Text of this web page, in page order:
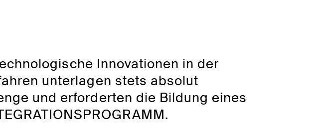
Innovationen in der
unterlagen stets absolut
und erforderten die Bildung eines